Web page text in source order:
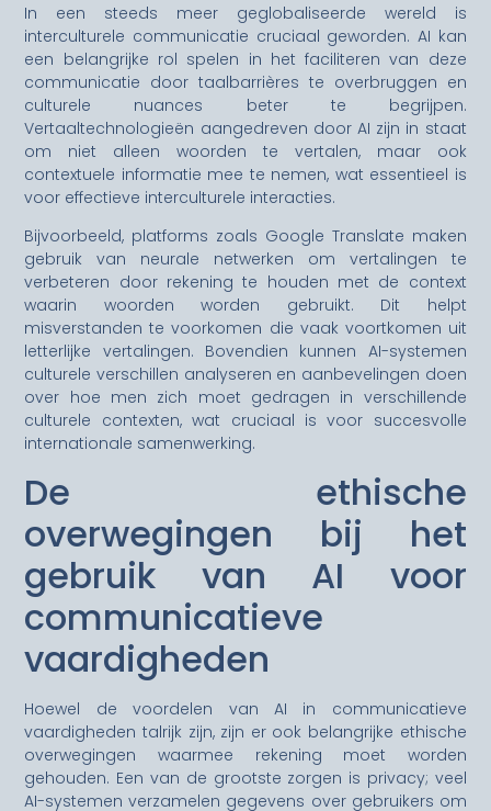
In een steeds meer geglobaliseerde wereld is
interculturele communicatie cruciaal geworden. AI kan
een belangrijke rol spelen in het faciliteren van deze
communicatie door taalbarrières te overbruggen en
culturele nuances beter te begrijpen.
Vertaaltechnologieën aangedreven door AI zijn in staat
om niet alleen woorden te vertalen, maar ook
contextuele informatie mee te nemen, wat essentieel is
voor effectieve interculturele interacties.
Bijvoorbeeld, platforms zoals Google Translate maken
gebruik van neurale netwerken om vertalingen te
verbeteren door rekening te houden met de context
waarin woorden worden gebruikt. Dit helpt
misverstanden te voorkomen die vaak voortkomen uit
letterlijke vertalingen. Bovendien kunnen AI-systemen
culturele verschillen analyseren en aanbevelingen doen
over hoe men zich moet gedragen in verschillende
culturele contexten, wat cruciaal is voor succesvolle
internationale samenwerking.
De ethische
overwegingen bij het
gebruik van AI voor
communicatieve
vaardigheden
Hoewel de voordelen van AI in communicatieve
vaardigheden talrijk zijn, zijn er ook belangrijke ethische
overwegingen waarmee rekening moet worden
gehouden. Een van de grootste zorgen is privacy; veel
AI-systemen verzamelen gegevens over gebruikers om